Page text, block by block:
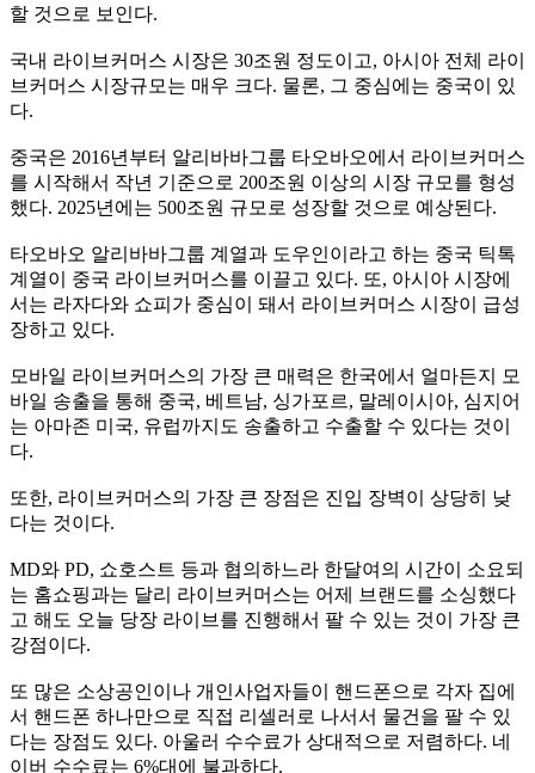
할 것으로 보인다.
국내 라이브커머스 시장은 30조원 정도이고, 아시아 전체 라이
브커머스 시장규모는 매우 크다. 물론, 그 중심에는 중국이 있
다.
중국은 2016년부터 알리바바그룹 타오바오에서 라이브커머스
를 시작해서 작년 기준으로 200조원 이상의 시장 규모를 형성
했다. 2025년에는 500조원 규모로 성장할 것으로 예상된다.
타오바오 알리바바그룹 계열과 도우인이라고 하는 중국 틱톡
계열이 중국 라이브커머스를 이끌고 있다. 또, 아시아 시장에
서는 라자다와 쇼피가 중심이 돼서 라이브커머스 시장이 급성
장하고 있다.
모바일 라이브커머스의 가장 큰 매력은 한국에서 얼마든지 모
바일 송출을 통해 중국, 베트남, 싱가포르, 말레이시아, 심지어
는 아마존 미국, 유럽까지도 송출하고 수출할 수 있다는 것이
다.
또한, 라이브커머스의 가장 큰 장점은 진입 장벽이 상당히 낮
다는 것이다.
MD와 PD, 쇼호스트 등과 협의하느라 한달여의 시간이 소요되
는 홈쇼핑과는 달리 라이브커머스는 어제 브랜드를 소싱했다
고 해도 오늘 당장 라이브를 진행해서 팔 수 있는 것이 가장 큰
강점이다.
또 많은 소상공인이나 개인사업자들이 핸드폰으로 각자 집에
서 핸드폰 하나만으로 직접 리셀러로 나서서 물건을 팔 수 있
다는 장점도 있다. 아울러 수수료가 상대적으로 저렴하다. 네
이버 수수료는 6%대에 불과하다.